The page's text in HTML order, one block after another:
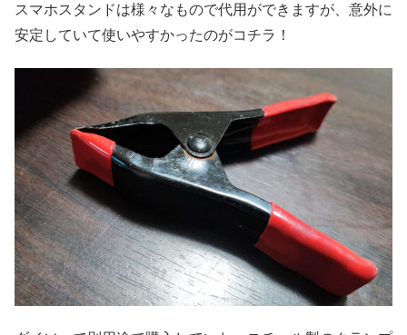
スマホスタンドは様々なもので代用ができますが、意外に
安定していて使いやすかったのがコチラ！